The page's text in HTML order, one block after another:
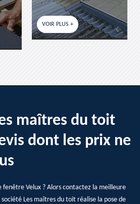
VOIR PLUS + VOIR
maîtres du toit
dont les prix ne
fenêtre Velux ? Alors contactez la meilleure
Les maîtres du toit réalise la pose de